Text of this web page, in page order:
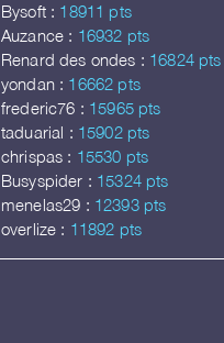
Bysoft : 18911 pts
Auzance : 16932 pts
Renard des ondes : 16824 pts
yondan : 16662 pts
frederic76 : 15965 pts
taduarial : 15902 pts
chrispas : 15530 pts
Busyspider : 15324 pts
menelas29 : 12393 pts
overlize : 11892 pts